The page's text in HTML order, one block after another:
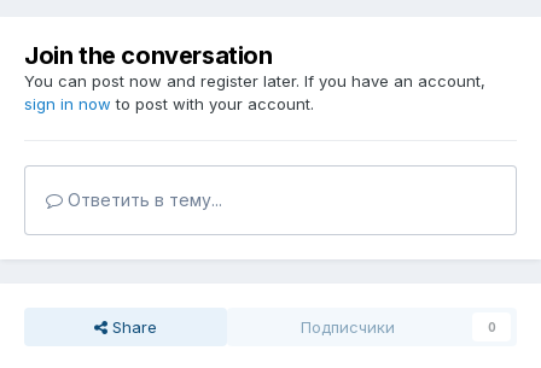
Join the conversation
You can post now and register later. If you have an account,
sign in now to post with your account.
Ответить в тему...
Share Подписчики 0